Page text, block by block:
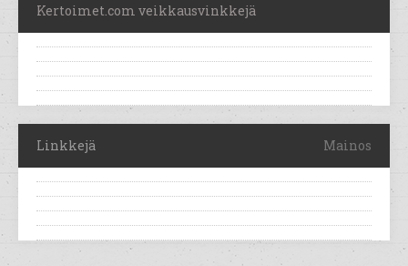
Kertoimet.com veikkausvinkkejä
Linkkejä Mainos